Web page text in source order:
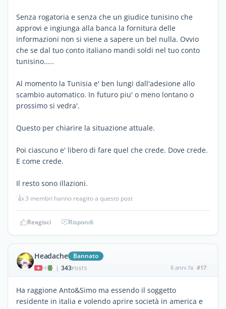
Senza rogatoria e senza che un giudice tunisino che
approvi e ingiunga alla banca la fornitura delle
informazioni non si viene a sapere un bel nulla. Ovvio
che se dal tuo conto italiano mandi soldi nel tuo conto
tunisino.....
Al momento la Tunisia e' ben lungi dall'adesione allo
scambio automatico. In futuro piu' o meno lontano o
prossimo si vedra'.
Questo per chiarire la situazione attuale.
Poi ciascuno e' libero di fare quel che crede. Dove crede.
E come crede.
Il resto sono illazioni.
👍3 membri hanno reagito a questo post
Reagisci Rispondi
Headache Bannato
| 343POSTS 8 anni fa #17
Ha raggione Anto&Simo ma essendo il soggetto
residente in italia e volendo aprire società in america e